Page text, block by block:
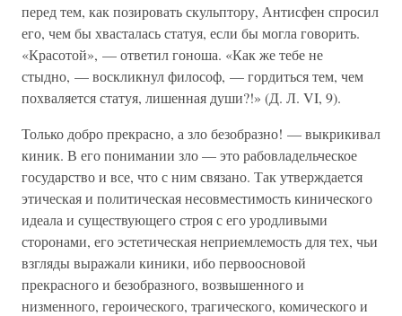
перед тем, как позировать скульптору, Антисфен спросил
его, чем бы хвасталась статуя, если бы могла говорить.
«Красотой», — ответил гоноша. «Как же тебе не
стыдно, — воскликнул философ, — гордиться тем, чем
похваляется статуя, лишенная души?!» (Д. Л. VI, 9).
Только добро прекрасно, а зло безобразно! — выкрикивал
киник. В его понимании зло — это рабовладельческое
государство и все, что с ним связано. Так утверждается
этическая и политическая несовместимость кинического
идеала и существующего строя с его уродливыми
сторонами, его эстетическая неприемлемость для тех, чьи
взгляды выражали киники, ибо первоосновой
прекрасного и безобразного, возвышенного и
низменного, героического, трагического, комического и